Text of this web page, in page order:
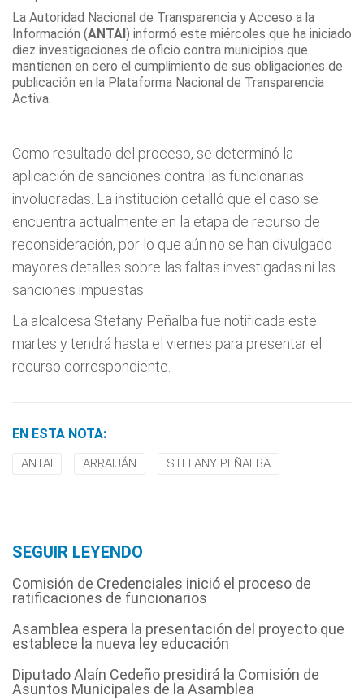
La Autoridad Nacional de Transparencia y Acceso a la
Información (ANTAI) informó este miércoles que ha iniciado
diez investigaciones de oficio contra municipios que
mantienen en cero el cumplimiento de sus obligaciones de
publicación en la Plataforma Nacional de Transparencia
Activa.
Como resultado del proceso, se determinó la
aplicación de sanciones contra las funcionarias
involucradas. La institución detalló que el caso se
encuentra actualmente en la etapa de recurso de
reconsideración, por lo que aún no se han divulgado
mayores detalles sobre las faltas investigadas ni las
sanciones impuestas.
La alcaldesa Stefany Peñalba fue notificada este
martes y tendrá hasta el viernes para presentar el
recurso correspondiente.
EN ESTA NOTA:
ANTAI ARRAIJÁN STEFANY PEÑALBA
SEGUIR LEYENDO
Comisión de Credenciales inició el proceso de
ratificaciones de funcionarios
Asamblea espera la presentación del proyecto que
establece la nueva ley educación
Diputado Alaín Cedeño presidirá la Comisión de
Asuntos Municipales de la Asamblea